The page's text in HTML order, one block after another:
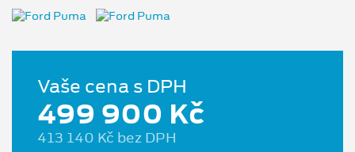
Vaše cena s DPH
499 900 Kč
413 140 Kč bez DPH